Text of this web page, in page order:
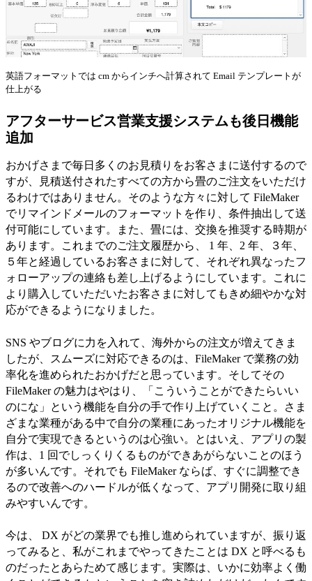
英語フォーマットでは cm からインチへ計算されて Email テンプレートが
仕上がる
アフターサービス営業支援システムも後日機能
追加
おかげさまで毎日多くのお見積りをお客さまに送付するので
すが、見積送付されたすべての方から畳のご注文をいただけ
るわけではありません。そのような方々に対して FileMaker
でリマインドメールのフォーマットを作り、条件抽出して送
付可能にしています。また、畳には、交換を推奨する時期が
あります。これまでのご注文履歴から、 1 年、2 年、３年、
５年と経過しているお客さまに対して、それぞれ異なったフ
ォローアップの連絡も差し上げるようにしています。これに
より購入していただいたお客さまに対してもきめ細やかな対
応ができるようになりました。
SNS やブログに力を入れて、海外からの注文が増えてきま
したが、スムーズに対応できるのは、FileMaker で業務の効
率化を進められたおかげだと思っています。そしてその
FileMaker の魅力はやはり、「こういうことができたらいい
のにな」という機能を自分の手で作り上げていくこと。さま
ざまな業種がある中で自分の業種にあったオリジナル機能を
自分で実現できるというのは心強い。とはいえ、アプリの製
作は、1 回でしっくりくるものができあがらないことのほう
が多いんです。それでも FileMaker ならば、すぐに調整でき
るので改善へのハードルが低くなって、アプリ開発に取り組
みやすいんです。
今は、 DX がどの業界でも推し進められていますが、振り返
ってみると、私がこれまでやってきたことは DX と呼べるも
のだったとあらためて感じます。実際は、いかに効率よく働